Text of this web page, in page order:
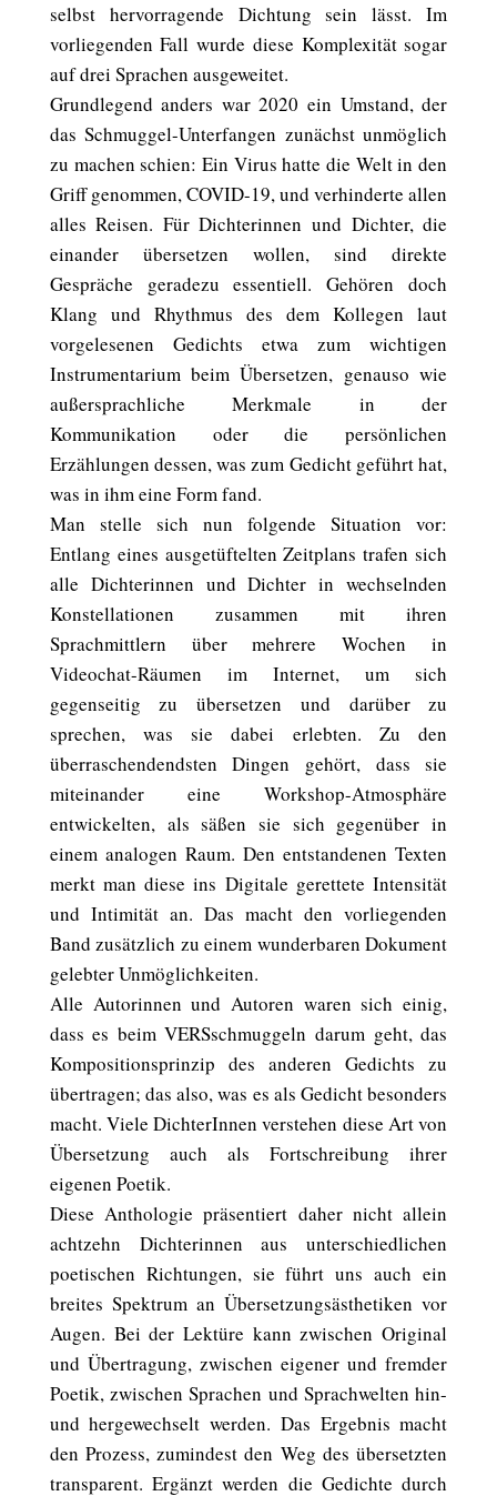
selbst hervorragende Dichtung sein lässt. Im
vorliegenden Fall wurde diese Komplexität sogar
auf drei Sprachen ausgeweitet.
Grundlegend anders war 2020 ein Umstand, der
das Schmuggel-Unterfangen zunächst unmöglich
zu machen schien: Ein Virus hatte die Welt in den
Griff genommen, COVID-19, und verhinderte allen
alles Reisen. Für Dichterinnen und Dichter, die
einander übersetzen wollen, sind direkte
Gespräche geradezu essentiell. Gehören doch
Klang und Rhythmus des dem Kollegen laut
vorgelesenen Gedichts etwa zum wichtigen
Instrumentarium beim Übersetzen, genauso wie
außersprachliche Merkmale in der
Kommunikation oder die persönlichen
Erzählungen dessen, was zum Gedicht geführt hat,
was in ihm eine Form fand.
Man stelle sich nun folgende Situation vor:
Entlang eines ausgetüftelten Zeitplans trafen sich
alle Dichterinnen und Dichter in wechselnden
Konstellationen zusammen mit ihren
Sprachmittlern über mehrere Wochen in
Videochat-Räumen im Internet, um sich
gegenseitig zu übersetzen und darüber zu
sprechen, was sie dabei erlebten. Zu den
überraschendendsten Dingen gehört, dass sie
miteinander eine Workshop-Atmosphäre
entwickelten, als säßen sie sich gegenüber in
einem analogen Raum. Den entstandenen Texten
merkt man diese ins Digitale gerettete Intensität
und Intimität an. Das macht den vorliegenden
Band zusätzlich zu einem wunderbaren Dokument
gelebter Unmöglichkeiten.
Alle Autorinnen und Autoren waren sich einig,
dass es beim VERSschmuggeln darum geht, das
Kompositionsprinzip des anderen Gedichts zu
übertragen; das also, was es als Gedicht besonders
macht. Viele DichterInnen verstehen diese Art von
Übersetzung auch als Fortschreibung ihrer
eigenen Poetik.
Diese Anthologie präsentiert daher nicht allein
achtzehn Dichterinnen aus unterschiedlichen
poetischen Richtungen, sie führt uns auch ein
breites Spektrum an Übersetzungsästhetiken vor
Augen. Bei der Lektüre kann zwischen Original
und Übertragung, zwischen eigener und fremder
Poetik, zwischen Sprachen und Sprachwelten hin-
und hergewechselt werden. Das Ergebnis macht
den Prozess, zumindest den Weg des übersetzten
transparent. Ergänzt werden die Gedichte durch